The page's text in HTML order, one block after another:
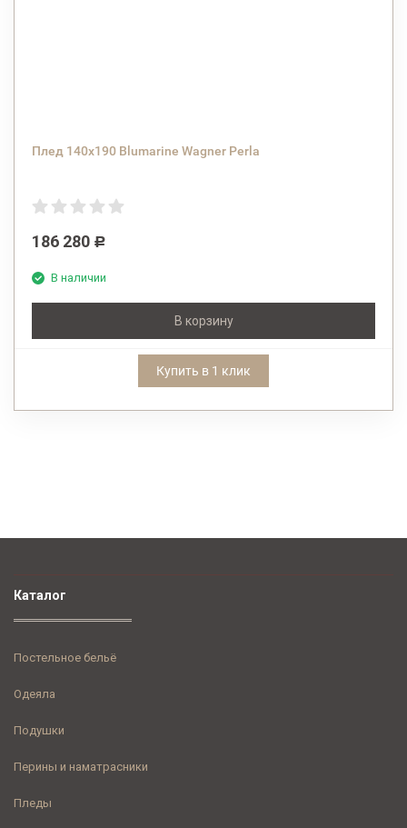
Плед 140х190 Blumarine Wagner Perla
186 280 Р
В наличии
В корзину
Купить в 1 клик
Каталог
Постельное бельё
Одеяла
Подушки
Перины и наматрасники
Пледы